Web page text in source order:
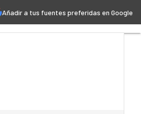
Añadir a tus fuentes preferidas en Google